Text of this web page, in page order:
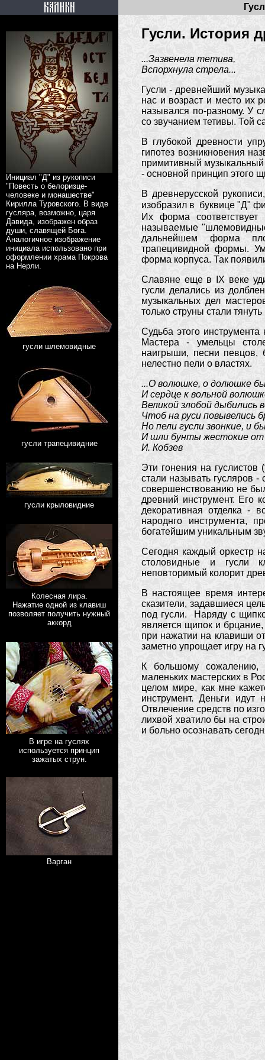
Инициал "Д" из рукописи
"Повесть о белоризце-
человеке и монашестве"
Кирилла Туровского. В виде
гусляра, возможно, царя
Давида, изображен образ
души, славящей Бога.
Аналогичное изображение
инициала использовано при
оформлении храма Покрова
на Нерли.
гусли шлемовидные
гусли трапецивидние
гусли крыловидние
Колесная лира.
Нажатие одной из клавиш
позволяет получить нужный
аккорд
В игре на гуслях
используется принцип
зажатых струн.
Варган
Гусли. История
...Зазвенела тетива,
Вспорхнула стрела...
Гусли - древнейший
нас и возраст и место их
назывался по-разному. У
со звучанием тетивы. Той
В глубокой древности
гипотез возникновения
примитивный музыкальный
- основной принцип этого
В древнерусской
изобразил в буквице "Д"
Их форма
называемые
дальнейшем форма
трапецивидной формы.
форма корпуса. Так
Славяне еще в IX веке
гусли делались из
музыкальных дел
только струны стали
Судьба этого
Мастера - умельцы
наигрыши, песни
нелестно пели о властях.
...О волюшке, о долюшке
И сердце к вольной
Великой злобой дыбились
Чтоб на руси повывелись
Но пели гусли звонкие, и
И шли бунты жестокие от
И. Кобзев
Эти гонения на гуслистов
стали называть гусляров
совершенствованию не
древний инструмент. Его
декоративная отделка -
народнго инструмента,
богатейшим уникальным
Сегодня каждый оркестр
столовидные и гусли
неповторимый колорит
В настоящее время
сказители, задавшиеся
под гусли. Наряду с
является щипок и
при нажатии на клавиши
заметно упрощает игру на
К большому сожалению,
маленьких мастерских в
целом мире, как мне
инструмент. Деньги идут
Отвлечение средств по
лихвой хватило бы на
и больно осознавать